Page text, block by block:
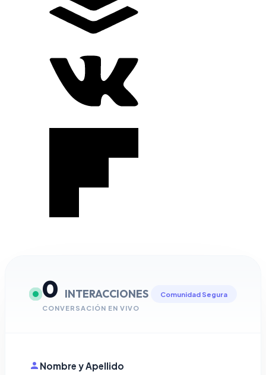
0 INTERACCIONES
CONVERSACIÓN EN VIVO
Comunidad Segura
Nombre y Apellido